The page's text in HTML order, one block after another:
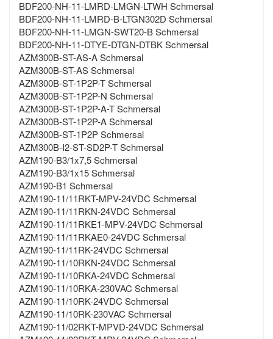
BDF200-NH-11-LMRD-LMGN-LTWH Schmersal
BDF200-NH-11-LMRD-B-LTGN302D Schmersal
BDF200-NH-11-LMGN-SWT20-B Schmersal
BDF200-NH-11-DTYE-DTGN-DTBK Schmersal
AZM300B-ST-AS-A Schmersal
AZM300B-ST-AS Schmersal
AZM300B-ST-1P2P-T Schmersal
AZM300B-ST-1P2P-N Schmersal
AZM300B-ST-1P2P-A-T Schmersal
AZM300B-ST-1P2P-A Schmersal
AZM300B-ST-1P2P Schmersal
AZM300B-I2-ST-SD2P-T Schmersal
AZM190-B3/1x7,5 Schmersal
AZM190-B3/1x15 Schmersal
AZM190-B1 Schmersal
AZM190-11/11RKT-MPV-24VDC Schmersal
AZM190-11/11RKN-24VDC Schmersal
AZM190-11/11RKE1-MPV-24VDC Schmersal
AZM190-11/11RKAE0-24VDC Schmersal
AZM190-11/11RK-24VDC Schmersal
AZM190-11/10RKN-24VDC Schmersal
AZM190-11/10RKA-24VDC Schmersal
AZM190-11/10RKA-230VAC Schmersal
AZM190-11/10RK-24VDC Schmersal
AZM190-11/10RK-230VAC Schmersal
AZM190-11/02RKT-MPVD-24VDC Schmersal